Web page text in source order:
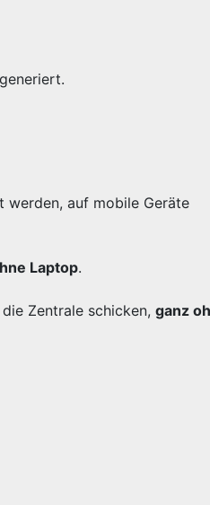
werden, auf mobile Geräte
Laptop.
Zentrale schicken, ganz